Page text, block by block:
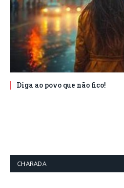
Diga ao povo que não fico!
CHARADA